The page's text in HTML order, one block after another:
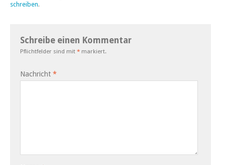
schreiben.
Schreibe einen Kommentar
Pflichtfelder sind mit * markiert.
Nachricht *